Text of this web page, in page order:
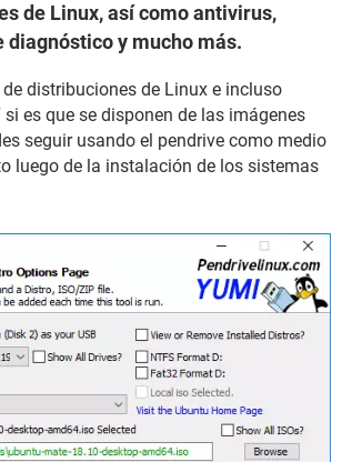
de Linux, así como antivirus,
diagnóstico y mucho más.
distribuciones de Linux e incluso
es que se disponen de las imágenes
seguir usando el pendrive como medio
luego de la instalación de los sistemas